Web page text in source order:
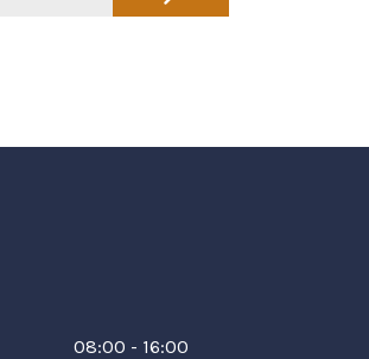
08:00 - 16:00